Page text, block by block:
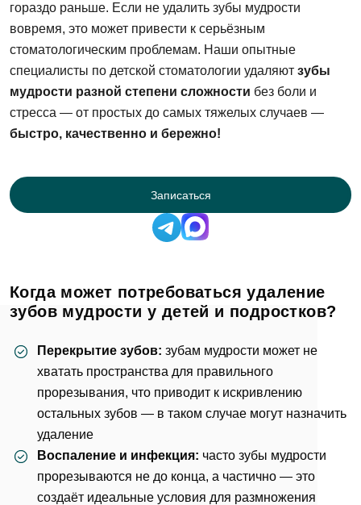
гораздо раньше. Если не удалить зубы мудрости
вовремя, это может привести к серьёзным
стоматологическим проблемам. Наши опытные
специалисты по детской стоматологии удаляют зубы
мудрости разной степени сложности без боли и
стресса — от простых до самых тяжелых случаев —
быстро, качественно и бережно!
Записаться
Когда может потребоваться удаление
зубов мудрости у детей и подростков?
Перекрытие зубов: зубам мудрости может не
хватать пространства для правильного
прорезывания, что приводит к искривлению
остальных зубов — в таком случае могут назначить
удаление
Воспаление и инфекция: часто зубы мудрости
прорезываются не до конца, а частично — это
создаёт идеальные условия для размножения